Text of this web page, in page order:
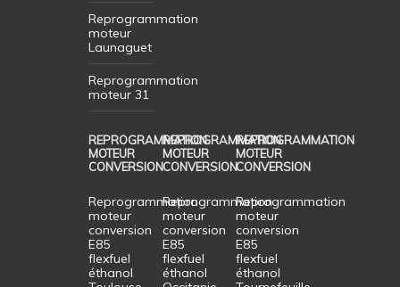
Reprogrammation
moteur
Launaguet
Reprogrammation
moteur 31
REPROGRAMMATION
MOTEUR
CONVERSION
Reprogrammation
moteur
conversion
E85
flexfuel
éthanol
REPROGRAMMATION
MOTEUR
CONVERSION
Reprogrammation
moteur
conversion
E85
flexfuel
éthanol
REPROGRAMMATION
MOTEUR
CONVERSION
Reprogrammation
moteur
conversion
E85
flexfuel
éthanol